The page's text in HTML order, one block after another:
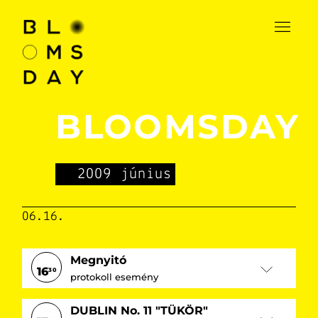
BLOOMSDAY
2009 június
06.16.
1630
Megnyitó
protokoll esemény
Megnyitó beszédek:
DUBLIN No. 11 "TÜKÖR"